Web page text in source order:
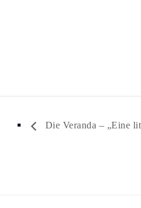
Die Veranda – „Eine